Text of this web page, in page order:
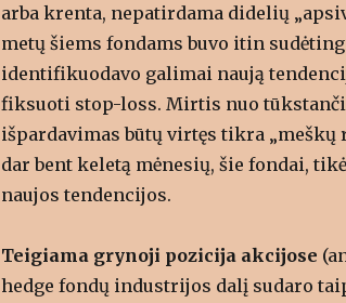
arba krenta, nepatirdama didelių
metų šiems fondams buvo itin
identifikuodavo galimai naują
fiksuoti stop-loss. Mirtis nuo
išpardavimas būtų virtęs tikra
dar bent keletą mėnesių, šie fondai,
naujos tendencijos.
Teigiama grynoji pozicija akcijose
hedge fondų industrijos dalį sudaro